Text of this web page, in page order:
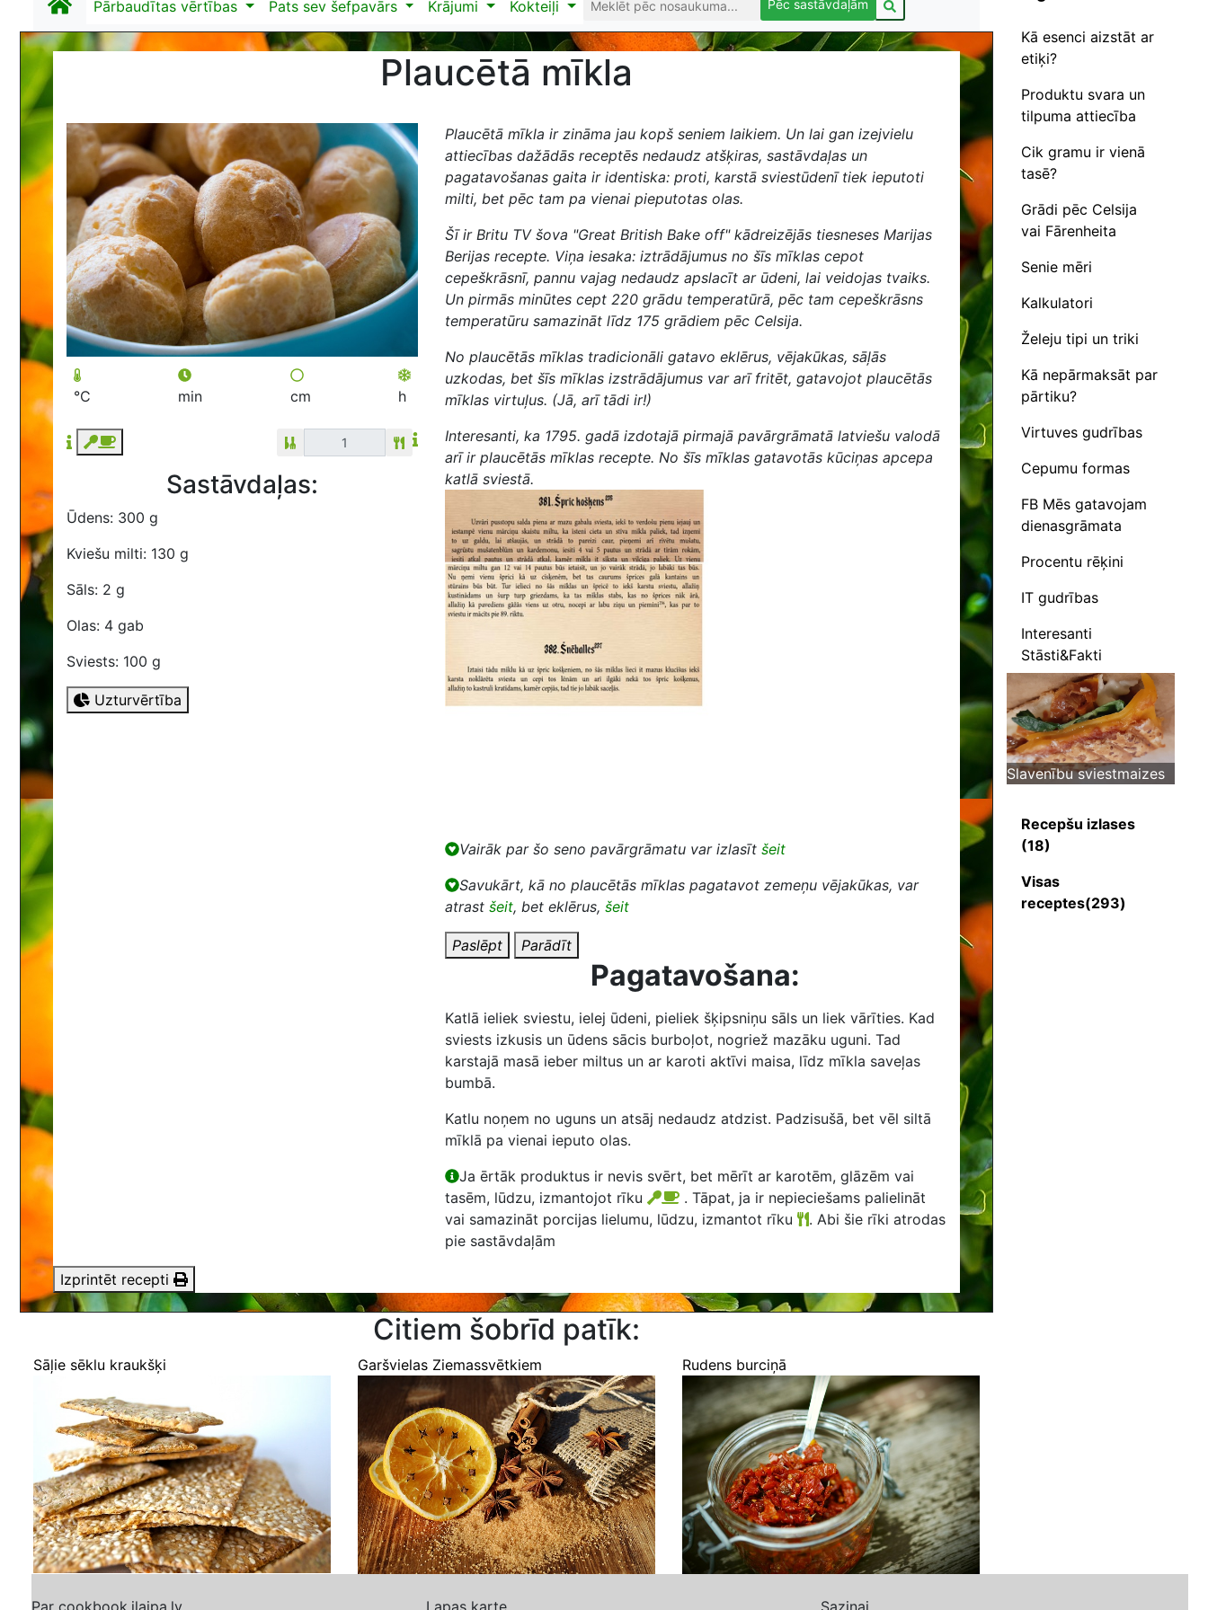
Pārbaudītas vērtības Pats sev šefpavārs Krājumi Kokteiļi Pēc sastāvdaļām
Plaucētā mīkla
°C min cm h
Sastāvdaļas:
Ūdens: 300 g
Kviešu milti: 130 g
Sāls: 2 g
Olas: 4 gab
Sviests: 100 g
Uzturvērtība
Plaucētā mīkla ir zināma jau kopš seniem laikiem. Un lai gan izejvielu
attiecības dažādās receptēs nedaudz atšķiras, sastāvdaļas un
pagatavošanas gaita ir identiska: proti, karstā sviestūdenī tiek ieputoti
milti, bet pēc tam pa vienai pieputotas olas.
Šī ir Britu TV šova "Great British Bake off" kādreizējās tiesneses Marijas
Berijas recepte. Viņa iesaka: iztrādājumus no šīs mīklas cepot
cepeškrāsnī, pannu vajag nedaudz apslacīt ar ūdeni, lai veidojas tvaiks.
Un pirmās minūtes cept 220 grādu temperatūrā, pēc tam cepeškrāsns
temperatūru samazināt līdz 175 grādiem pēc Celsija.
No plaucētās mīklas tradicionāli gatavo eklērus, vējakūkas, sāļās
uzkodas, bet šīs mīklas izstrādājumus var arī fritēt, gatavojot plaucētās
mīklas virtuļus. (Jā, arī tādi ir!)
Interesanti, ka 1795. gadā izdotajā pirmajā pavārgrāmatā latviešu valodā
arī ir plaucētās mīklas recepte. No šīs mīklas gatavotās kūciņas apcepa
katlā sviestā.
Vairāk par šo seno pavārgrāmatu var izlasīt šeit
Savukārt, kā no plaucētās mīklas pagatavot zemeņu vējakūkas, var
atrast šeit, bet eklērus, šeit
Paslēpt Parādīt
Pagatavošana:
Katlā ieliek sviestu, ielej ūdeni, pieliek šķipsniņu sāls un liek vārīties. Kad
sviests izkusis un ūdens sācis burboļot, nogriež mazāku uguni. Tad
karstajā masā ieber miltus un ar karoti aktīvi maisa, līdz mīkla saveļas
bumbā.
Katlu noņem no uguns un atsāj nedaudz atdzist. Padzisušā, bet vēl siltā
mīklā pa vienai ieputo olas.
Ja ērtāk produktus ir nevis svērt, bet mērīt ar karotēm, glāzēm vai
tasēm, lūdzu, izmantojot rīku
. Tāpat, ja ir nepieciešams palielināt
vai samazināt porcijas lielumu, lūdzu, izmantot rīku
. Abi šie rīki atrodas
pie sastāvdaļām
Izprintēt recepti
Citiem šobrīd patīk:
Sāļie sēklu kraukšķi Garšvielas Ziemassvētkiem Rudens burciņā
Kā esenci aizstāt ar
etiķi?
Produktu svara un
tilpuma attiecība
Cik gramu ir vienā
tasē?
Grādi pēc Celsija
vai Fārenheita
Senie mēri
Kalkulatori
Želeju tipi un triki
Kā nepārmaksāt par
pārtiku?
Virtuves gudrības
Cepumu formas
FB Mēs gatavojam
dienasgrāmata
Procentu rēķini
IT gudrības
Interesanti
Stāsti&Fakti
Slavenību sviestmaizes
Recepšu izlases
(18)
Visas
receptes(293)
Par cookbook.ilaipa.lv Lapas karte Saziņai